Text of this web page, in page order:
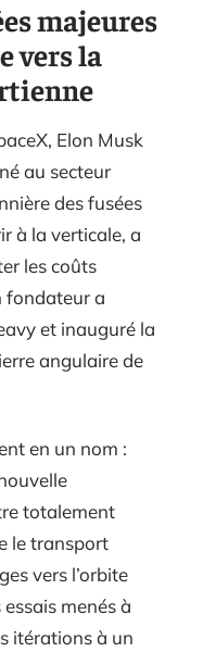
majeures
vers la
Elon Musk
au secteur
des fusées
à la verticale, a
les coûts
fondateur a
et inauguré la
angulaire de
en un nom :
totalement
le transport
vers l’orbite
menés à
itérations à un